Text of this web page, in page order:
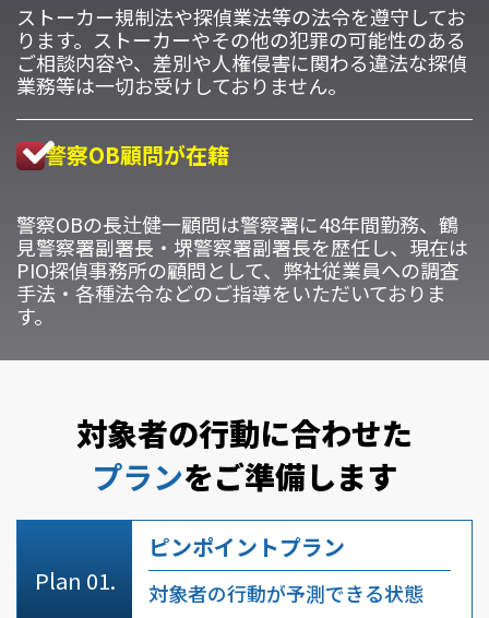
ストーカー規制法や探偵業法等の法令を遵守してお
ります。ストーカーやその他の犯罪の可能性のある
ご相談内容や、差別や人権侵害に関わる違法な探偵
業務等は一切お受けしておりません。
警察OB顧問が在籍
警察OBの長辻健一顧問は警察署に48年間勤務、鶴
見警察署副署長・堺警察署副署長を歴任し、現在は
PIO探偵事務所の顧問として、弊社従業員への調査
手法・各種法令などのご指導をいただいておりま
す。
対象者の行動に合わせた
プランをご準備します
ピンポイントプラン
対象者の行動が予測できる状態